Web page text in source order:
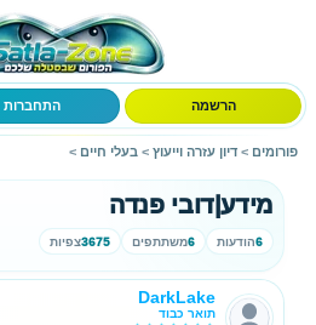
הרשמה התחברות
פורומים > דיון עזרה וייעוץ > בעלי חיים >
מידע|דובי פנדה
6הודעות 6משתתפים 3675צפיות
DarkLake
תואר כבוד